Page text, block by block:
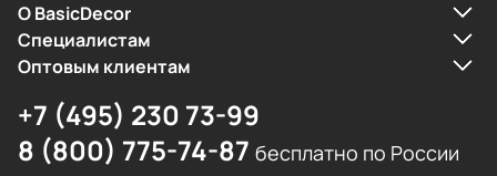
О BasicDecor
Cпециалистам
Оптовым клиентам
+7 (495) 230 73-99
8 (800) 775-74-87 бесплатно по России